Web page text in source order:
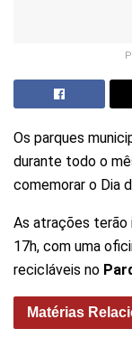
Os parques
durante todo o
comemorar o Dia
As atrações terão
17h, com uma
recicláveis no
Matérias